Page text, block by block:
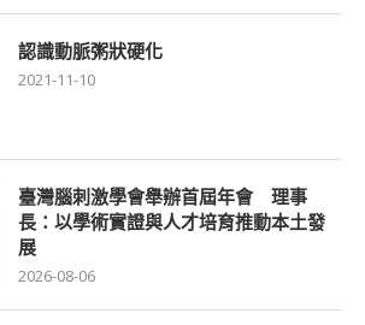
認識動脈粥狀硬化
2021-11-10
臺灣腦刺激學會舉辦首屆年會 理事
長：以學術實證與人才培育推動本土發
展
2026-08-06